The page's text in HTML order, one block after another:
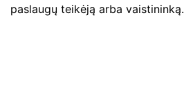
paslaugų teikėją arba vaistininką.